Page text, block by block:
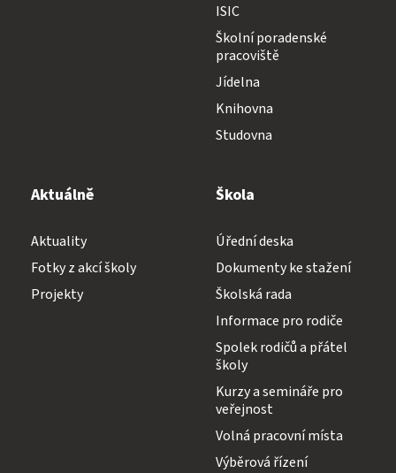
ISIC
Školní poradenské
pracoviště
Jídelna
Knihovna
Studovna
Aktuálně
Aktuality
Fotky z akcí školy
Projekty
Škola
Úřední deska
Dokumenty ke stažení
Školská rada
Informace pro rodiče
Spolek rodičů a přátel
školy
Kurzy a semináře pro
veřejnost
Volná pracovní místa
Výběrová řízení